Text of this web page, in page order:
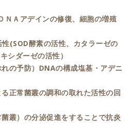
Ａアデインの修復、細胞の増殖
(SOD酵素の活性、カタラーゼの
シダーゼの活性）
の予防）DNAの構成塩基・アデニ
常菌叢の調和の取れた活性の回
）の分泌促進をすることで抗炎